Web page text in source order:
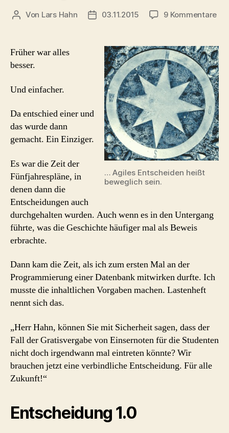
Beitragsautor
Von Lars Hahn Beitragsdatum
03.11.2015 9 Kommentarezu
in
der
… Agiles Entscheiden heißt
beweglich sein.
Früher war alles
besser.
Und einfacher.
Da entschied einer und
das wurde dann
gemacht. Ein Einziger.
Es war die Zeit der
Fünfjahrespläne, in
denen dann die
Entscheidungen auch
durchgehalten wurden. Auch wenn es in den Untergang
führte, was die Geschichte häufiger mal als Beweis
erbrachte.
Dann kam die Zeit, als ich zum ersten Mal an der
Programmierung einer Datenbank mitwirken durfte. Ich
musste die inhaltlichen Vorgaben machen. Lastenheft
nennt sich das.
„Herr Hahn, können Sie mit Sicherheit sagen, dass der
Fall der Gratisvergabe von Einsernoten für die Studenten
nicht doch irgendwann mal eintreten könnte? Wir
brauchen jetzt eine verbindliche Entscheidung. Für alle
Zukunft!“
Entscheidung 1.0